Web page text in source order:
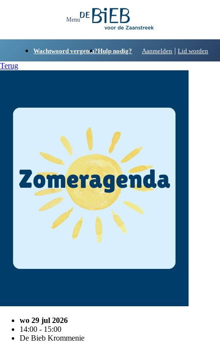
Wachtwoord vergeten?Hulp nodig? Aanmelden | Lid worden
Terug
wo 29 jul 2026
14:00 - 15:00
De Bieb Krommenie